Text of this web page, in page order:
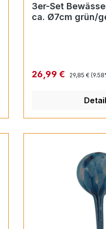
3er-Set
ca. Ø7cm grün/
Verkaufspreis:
26,99 € Regulärer
29,85 €